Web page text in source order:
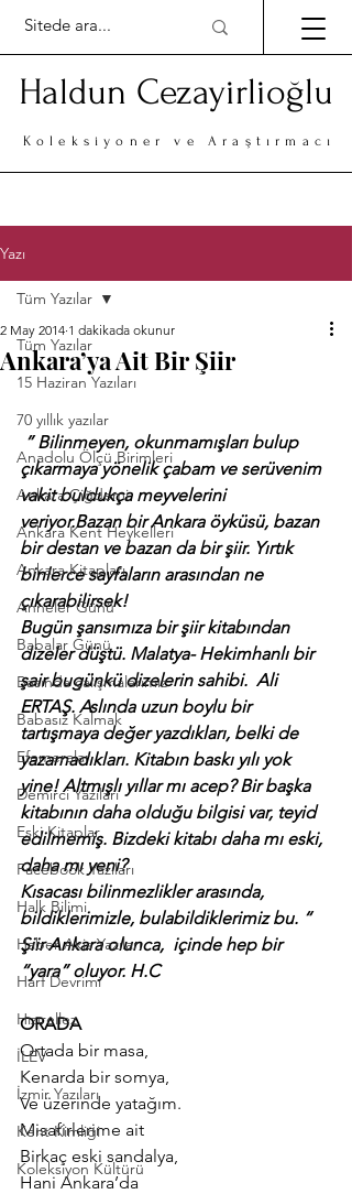
Haldun Cezayirlioğlu
Koleksiyoner ve Araştırmacı
Yazı
Tüm Yazılar
15 Haziran Yazıları
70 yıllık yazılar
Anadolu Ölçü Birimleri
Ankara Çiğdemi
Ankara Kent Heykelleri
Ankara Kitapları
Anneler Günü
Babalar Günü
Basında çalışmalarımız
Babasız Kalmak
Efemeralar
Demirci Yazıları
Eski Kitaplar
Facebook Yazıları
Halk Bilimi
Haber Akis Yazıları
Harf Devrimi
Hızırellez
İLEV
İzmir Yazıları
Kent Kimliği
Koleksiyon Kültürü
Tüm Yazılar
Ankara’ya Ait Bir Şiir
2 May 2014 1 dakikada okunur
” Bilinmeyen, okunmamışları bulup
çıkarmaya yönelik çabam ve serüvenim
vakit buldukça meyvelerini
veriyor.Bazan bir Ankara öyküsü, bazan
bir destan ve bazan da bir şiir. Yırtık
binlerce sayfaların arasından ne
çıkarabilirsek!
Bugün şansımıza bir şiir kitabından
dizeler düştü. Malatya- Hekimhanlı bir
şair bugünkü dizelerin sahibi.  Ali
ERTAŞ. Aslında uzun boylu bir
tartışmaya değer yazdıkları, belki de
yazamadıkları. Kitabın baskı yılı yok
yine! Altmışlı yıllar mı acep? Bir başka
kitabının daha olduğu bilgisi var, teyid
edilmemiş. Bizdeki kitabı daha mı eski,
daha mı yeni?
Kısacası bilinmezlikler arasında,
bildiklerimizle, bulabildiklerimiz bu. “
Şiir Ankara olunca,  içinde hep bir
“yara” oluyor. H.C
ORADA
Ortada bir masa,
Kenarda bir somya,
Ve üzerinde yatağım.
Misafirlerime ait
Birkaç eski sandalya,
Hani Ankara’da